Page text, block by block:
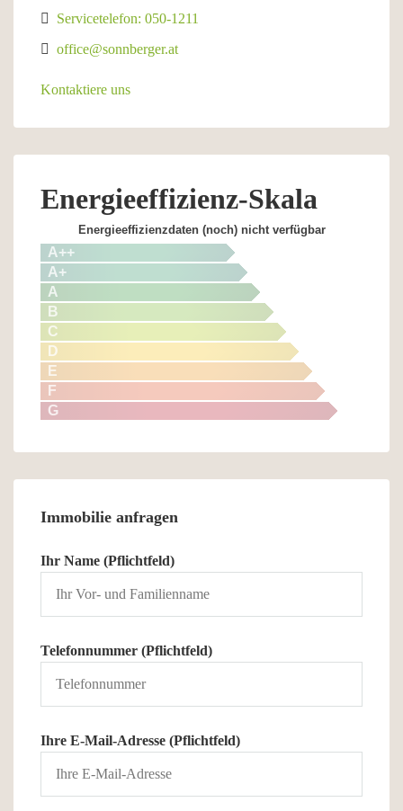
Servicetelefon: 050-1211
office@sonnberger.at
Kontaktiere uns
Energieeffizienz-Skala
Energieeffizienzdaten (noch) nicht verfügbar
A++
A+
A
B
C
D
E
F
G
Immobilie anfragen
Ihr Name (Pflichtfeld)
Telefonnummer (Pflichtfeld)
Ihre E-Mail-Adresse (Pflichtfeld)